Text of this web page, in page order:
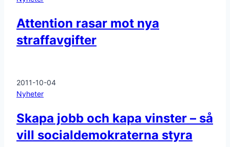
Attention rasar mot nya
straffavgifter
2011-10-04
Nyheter
Skapa jobb och kapa vinster – så
vill socialdemokraterna styra